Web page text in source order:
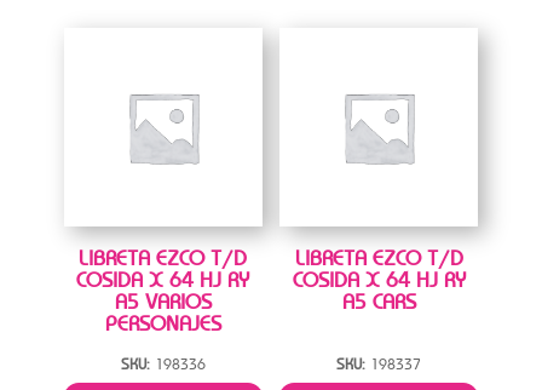
LIBRETA EZCO T/D
COSIDA X 64 HJ RY
A5 VARIOS
PERSONAJES
SKU: 198336
LIBRETA EZCO T/D
COSIDA X 64 HJ RY
A5 CARS
SKU: 198337